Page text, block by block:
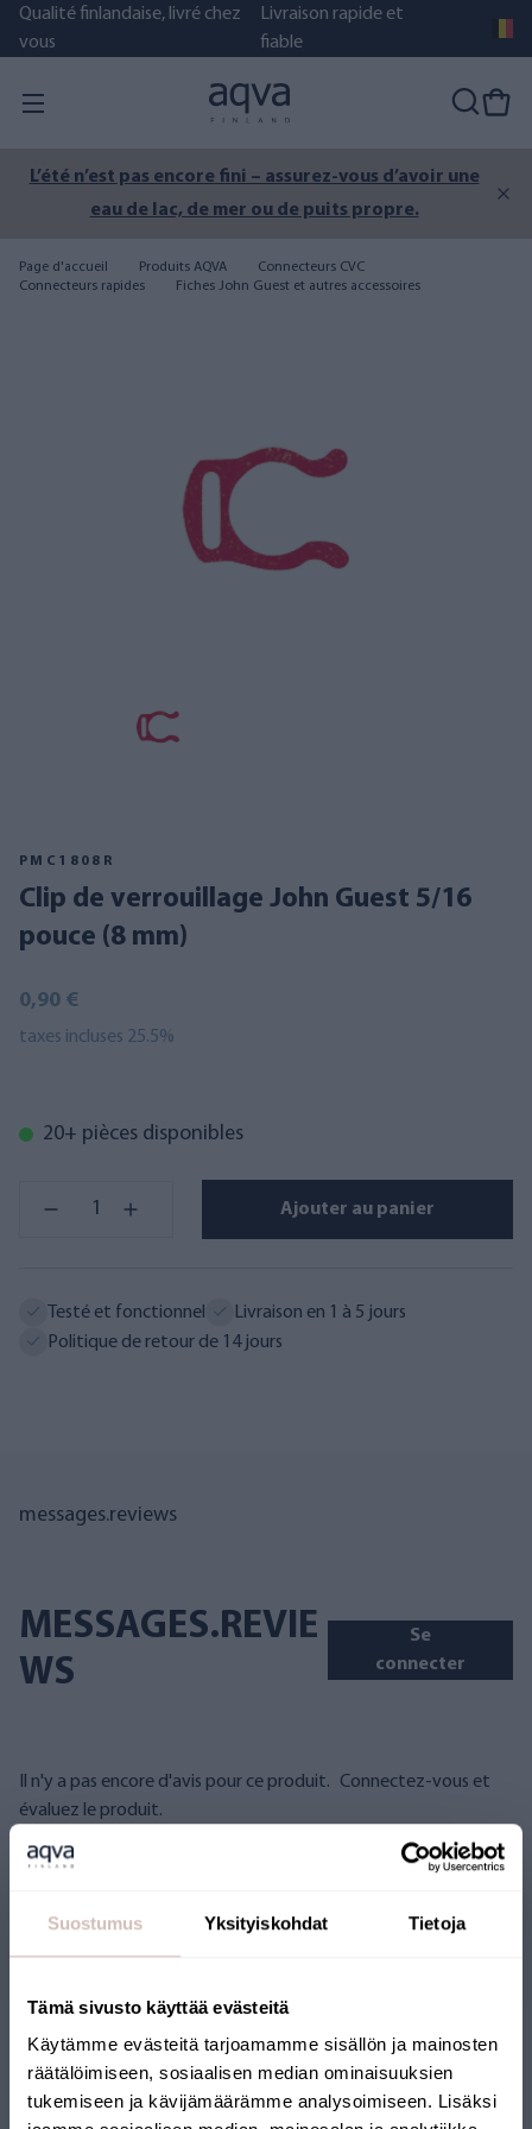
Suostumus Yksityiskohdat Tietoja
Tämä sivusto käyttää evästeitä
Käytämme evästeitä tarjoamamme sisällön ja mainosten
räätälöimiseen, sosiaalisen median ominaisuuksien
tukemiseen ja kävijämäärämme analysoimiseen. Lisäksi
Qualité finlandaise, livré chez
vous
Livraison rapide et
fiable
L’été n’est pas encore fini – assurez-vous d’avoir une
eau de lac, de mer ou de puits propre.
Page d'accueil Produits AQVA
Connecteurs CVC
Connecteurs rapides
Fiches John Guest et autres accessoires
PMC1808R
Clip de verrouillage John Guest 5/16
pouce (8 mm)
0,90 €
taxes incluses 25.5%
20+ pièces disponibles
Ajouter au panier
Testé et fonctionnel
Livraison en 1 à 5 jours
Politique de retour de 14 jours
messages.reviews
MESSAGES.REVIE
WS
Se
connecter
Il n'y a pas encore d'avis pour ce produit.
Connectez-vous et
évaluez le produit.
Questions